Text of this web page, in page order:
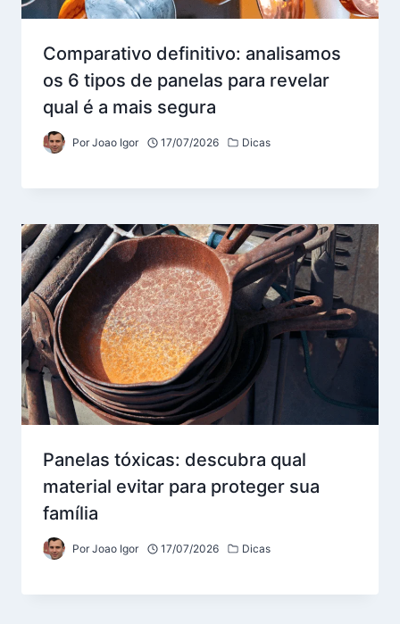
Comparativo definitivo: analisamos
os 6 tipos de panelas para revelar
qual é a mais segura
Por Joao Igor 17/07/2026 Dicas
Panelas tóxicas: descubra qual
material evitar para proteger sua
família
Por Joao Igor 17/07/2026 Dicas